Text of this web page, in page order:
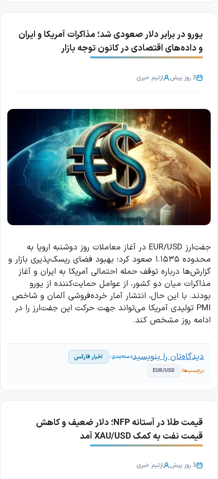
یورو در برابر دلار صعودی شد؛ مذاکرات آمریکا و ایران
و داده‌های اقتصادی در کانون توجه بازار
3 روز پیش ازتیم خبری
جفت‌ارز EUR/USD در آغاز معاملات روز دوشنبه اروپا به
محدوده ۱.۱۵۳۵ صعود کرد؛ بهبود فضای ریسک‌پذیری بازار و
گزارش‌ها درباره توقف حمله احتمالی آمریکا به ایران و آغاز
مذاکرات میان دو کشور، از عوامل حمایت‌کننده از یورو
بودند. با این حال، انتشار آمار خرده‌فروشی آلمان و شاخص
PMI تولیدی آمریکا می‌تواند جهت حرکت این جفت‌ارز را در
ادامه روز مشخص کند.
اخبار فارکس
EUR/USD
دیدگاه‌تان را بنویسید
قیمت طلا در آستانه NFP؛ دلار ضعیف و کاهش
قیمت نفت به کمک XAU/USD آمد
3 روز پیش ازتیم خبری